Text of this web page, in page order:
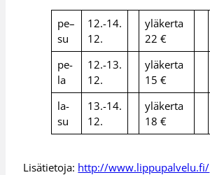
pe–
su
12.-14.
12.
yläkerta
22 €
pe-
la
12.-13.
12.
yläkerta
15 €
la-
su
13.-14.
12.
yläkerta
18 €
Lisätietoja: http://www.lippupalvelu.fi/